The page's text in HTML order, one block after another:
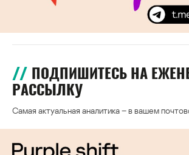
ПОДПИШИТЕСЬ НА
РАССЫЛКУ
Самая актуальная аналитика – в вашем